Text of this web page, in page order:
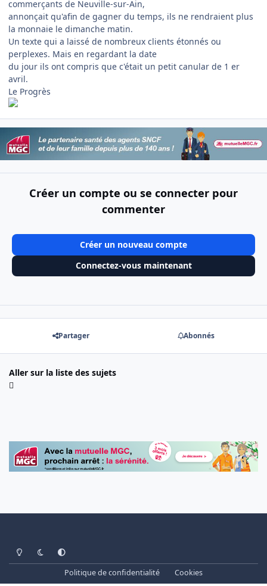
commerçants de Neuville-sur-Ain,
annonçait qu'afin de gagner du temps, ils ne rendraient plus
la monnaie le dimanche matin.
Un texte qui a laissé de nombreux clients étonnés ou
perplexes. Mais en regardant la date
du jour ils ont compris que c'était un petit canular de 1 er
avril.
Le Progrès
Créer un compte ou se connecter pour
commenter
Créer un nouveau compte
Connectez-vous maintenant
Partager Abonnés
Aller sur la liste des sujets
Light ModeDark ModeSystem Preference
Politique de confidentialité
Cookies